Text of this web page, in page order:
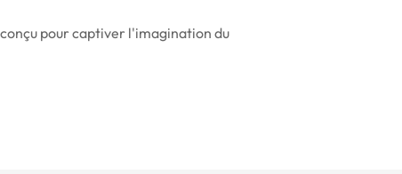
pour captiver l'imagination du